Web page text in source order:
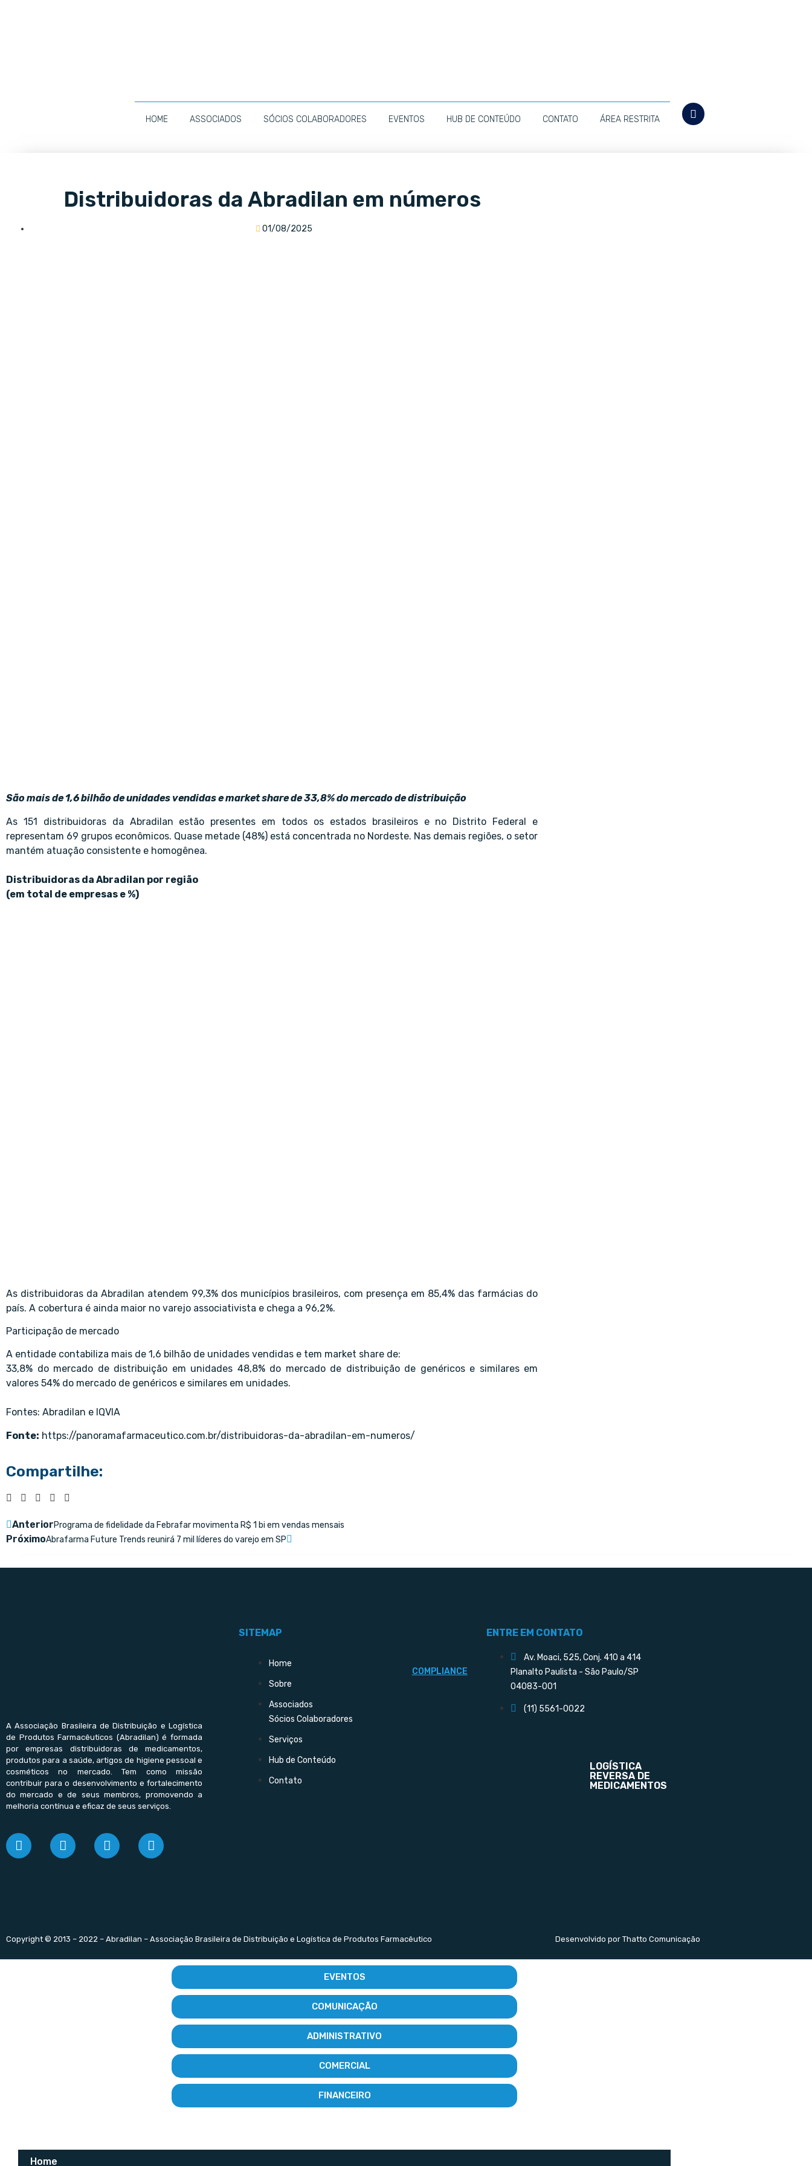
HOME ASSOCIADOS SÓCIOS COLABORADORES EVENTOS HUB DE CONTEÚDO CONTATO ÁREA RESTRITA
Distribuidoras da Abradilan em números
01/08/2025
São mais de 1,6 bilhão de unidades vendidas e market share de 33,8% do mercado de distribuição
As 151 distribuidoras da Abradilan estão presentes em todos os estados brasileiros e no Distrito Federal e
representam 69 grupos econômicos. Quase metade (48%) está concentrada no Nordeste. Nas demais regiões, o setor
mantém atuação consistente e homogênea.
Distribuidoras da Abradilan por região
(em total de empresas e %)
As distribuidoras da Abradilan atendem 99,3% dos municípios brasileiros, com presença em 85,4% das farmácias do
país. A cobertura é ainda maior no varejo associativista e chega a 96,2%.
Participação de mercado
A entidade contabiliza mais de 1,6 bilhão de unidades vendidas e tem market share de:
33,8% do mercado de distribuição em unidades 48,8% do mercado de distribuição de genéricos e similares em
valores 54% do mercado de genéricos e similares em unidades.
Fontes: Abradilan e IQVIA
Fonte: https://panoramafarmaceutico.com.br/distribuidoras-da-abradilan-em-numeros/
Compartilhe:
AnteriorPrograma de fidelidade da Febrafar movimenta R$ 1 bi em vendas mensais
PróximoAbrafarma Future Trends reunirá 7 mil líderes do varejo em SP
A Associação Brasileira de Distribuição e Logística
de Produtos Farmacêuticos (Abradilan) é formada
por empresas distribuidoras de medicamentos,
produtos para a saúde, artigos de higiene pessoal e
cosméticos no mercado. Tem como missão
contribuir para o desenvolvimento e fortalecimento
do mercado e de seus membros, promovendo a
melhoria contínua e eficaz de seus serviços.
SITEMAP
Home
Sobre
Associados
Sócios Colaboradores
Serviços
Hub de Conteúdo
Contato
COMPLIANCE
ENTRE EM CONTATO
Av. Moaci, 525, Conj. 410 a 414
Planalto Paulista - São Paulo/SP
04083-001
(11) 5561-0022
LOGÍSTICA
REVERSA DE
MEDICAMENTOS
Copyright © 2013 – 2022 – Abradilan – Associação Brasileira de Distribuição e Logística de Produtos Farmacêutico Desenvolvido por Thatto Comunicação
EVENTOS
COMUNICAÇÃO
ADMINISTRATIVO
COMERCIAL
FINANCEIRO
Home